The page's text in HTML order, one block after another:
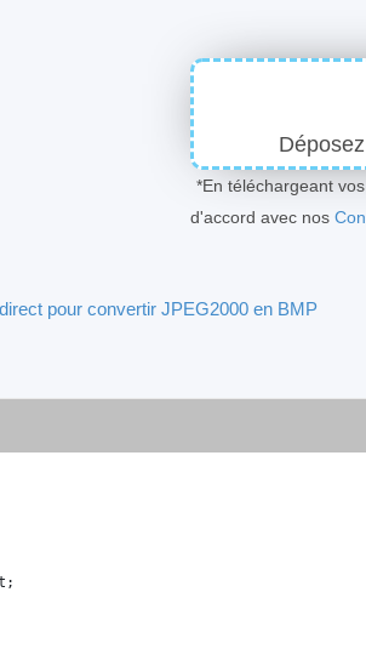
*En téléchargeant
d'accord avec nos
pour convertir JPEG2000 en BMP
;